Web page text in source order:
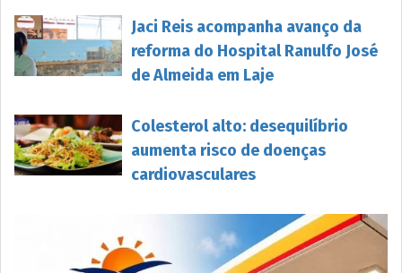
Jaci Reis acompanha avanço da
reforma do Hospital Ranulfo José
de Almeida em Laje
Colesterol alto: desequilíbrio
aumenta risco de doenças
cardiovasculares